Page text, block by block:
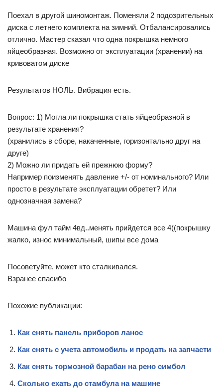
Поехал в другой шиномонтаж. Поменяли 2 подозрительных
диска с летнего комплекта на зимний. Отбалансировались
отлично. Мастер сказал что одна покрышка немного
яйцеобразная. Возможно от эксплуатации (хранении) на
кривоватом диске
Результатов НОЛЬ. Вибрация есть.
Вопрос: 1) Могла ли покрышка стать яйцеобразной в
результате хранения?
(хранились в сборе, накаченные, горизонтально друг на
друге)
2) Можно ли придать ей прежнюю форму?
Например поизменять давление +/- от номинального? Или
просто в результате эксплуатации обретет? Или
однозначная замена?
Машина фул тайм 4вд..менять прийдется все 4((покрышку
жалко, износ минимальный, шипы все дома
Посоветуйте, может кто сталкивался.
Взранее спасибо
Похожие публикации:
Как снять панель приборов ланос
Как снять с учета автомобиль и продать на запчасти
Как снять тормозной барабан на рено симбол
Сколько ехать до стамбула на машине